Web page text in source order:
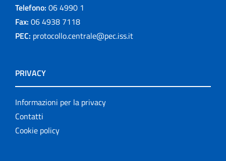
Telefono: 06 4990 1
Fax: 06 4938 7118
PEC: protocollo.centrale@pec.iss.it
PRIVACY
Informazioni per la privacy
Contatti
Cookie policy